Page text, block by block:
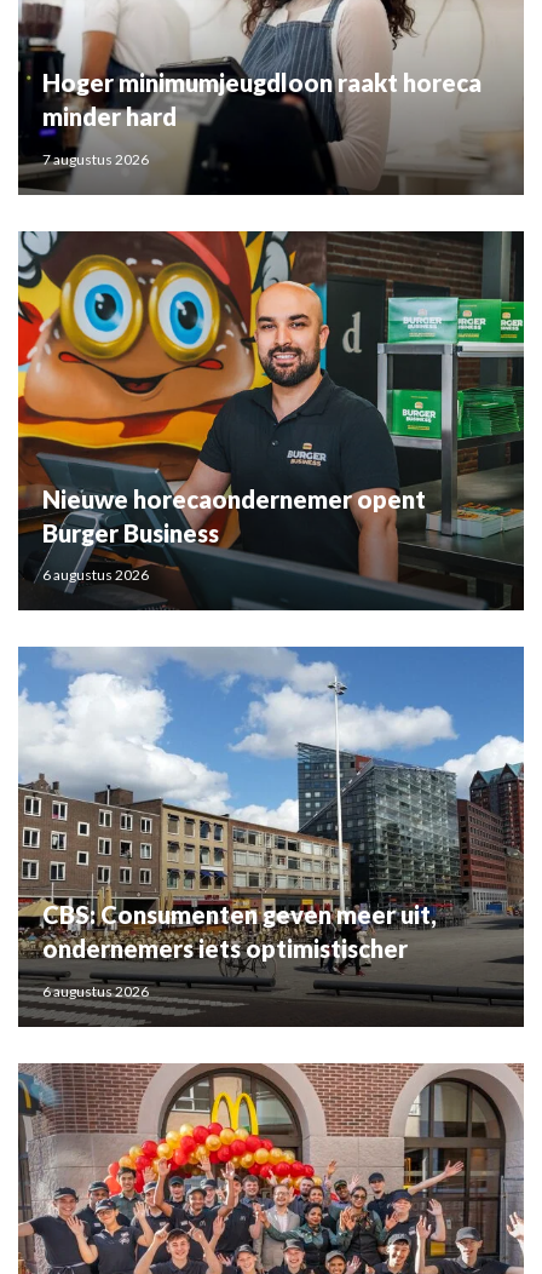
Hoger minimumjeugdloon raakt horeca
minder hard
7 augustus 2026
Nieuwe horecaondernemer opent
Burger Business
6 augustus 2026
CBS: Consumenten geven meer uit,
ondernemers iets optimistischer
6 augustus 2026